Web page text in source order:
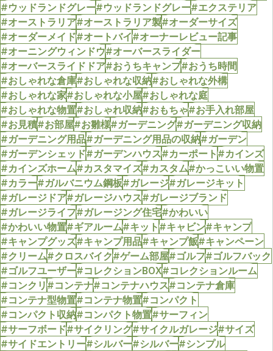
#ウッドランドグレー#ウッドランドグレー#エクステリア
#オーストラリア#オーストラリア製#オーダーサイズ
#オーダーメイド#オートバイ#オーナーレビュー記事
#オーニングウィンドウ#オーバースライダー
#オーバースライドドア#おうちキャンプ#おうち時間
#おしゃれな倉庫#おしゃれな収納#おしゃれな外構
#おしゃれな家#おしゃれな小屋#おしゃれな庭
#おしゃれな物置#おしゃれ収納#おもちゃ#お手入れ部屋
#お見積#お部屋#お雛様#ガーデニング#ガーデニング収納
#ガーデニング用品#ガーデニング用品の収納#ガーデン
#ガーデンシェッド#ガーデンハウス#カーポート#カインズ
#カインズホーム#カスタマイズ#カスタム#かっこいい物置
#カラー#ガルバニウム鋼板#ガレージ#ガレージキット
#ガレージドア#ガレージハウス#ガレージブランド
#ガレージライフ#ガレージング住宅#かわいい
#かわいい物置#ギアルーム#キット#キャビン#キャンプ
#キャンプグッズ#キャンプ用品#キャンプ飯#キャンペーン
#クリーム#クロスバイク#ゲーム部屋#ゴルフ#ゴルフバック
#ゴルフユーザー#コレクションBOX#コレクションルーム
#コンクリ#コンテナ#コンテナハウス#コンテナ倉庫
#コンテナ型物置#コンテナ物置#コンパクト
#コンパクト収納#コンパクト物置#サーフィン
#サーフボード#サイクリング#サイクルガレージ#サイズ
#サイドエントリー#シルバー#シルバー#シンプル